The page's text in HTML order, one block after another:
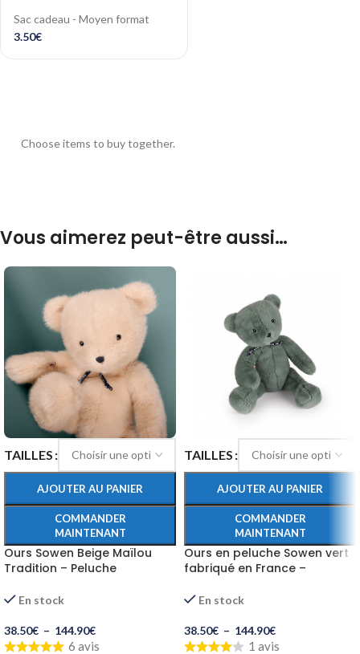
Sac cadeau - Moyen format
3.50€
Choose items to buy together.
Vous aimerez peut-être aussi…
TAILLES
AJOUTER AU PANIER
COMMANDER
MAINTENANT
Ours Sowen Beige Maïlou
Tradition – Peluche
En stock
38.50€ – 144.90€
6 avis
TAILLES
AJOUTER AU PANIER
COMMANDER
MAINTENANT
Ours en peluche Sowen vert
fabriqué en France –
En stock
38.50€ – 144.90€
1 avis